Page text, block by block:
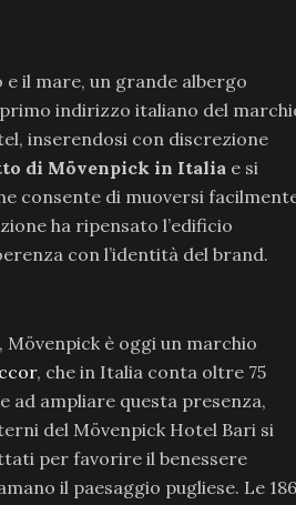
il mare, un grande albergo
indirizzo italiano del
inserendosi con discrezione
di Mövenpick in Italia e si
consente di muoversi
ha ripensato l’edificio
con l’identità del brand.
è oggi un marchio
, che in Italia conta oltre 75
ad ampliare questa presenza,
del Mövenpick Hotel Bari si
per favorire il benessere
il paesaggio pugliese. Le 186